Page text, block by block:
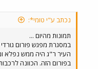
נכתב ע"י טומי*:
תמונות מהיום ...
העיר ר"ג היה ממש נפלא
בפורום הזה. הכוונה